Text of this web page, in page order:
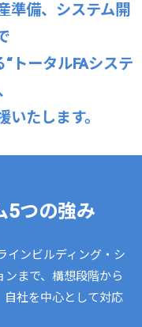
準備、システム開
トータルFAシステ
たします。
5つの強み
インビルディング・シ
まで、構想段階から
自社を中心として対応